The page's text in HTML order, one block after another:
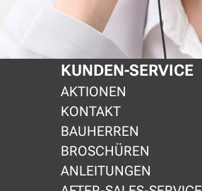
KUNDEN-SERVICE
AKTIONEN
KONTAKT
BAUHERREN
BROSCHÜREN
ANLEITUNGEN